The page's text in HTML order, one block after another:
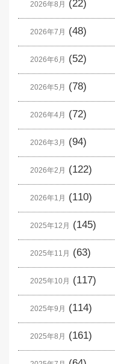
2026年8月 (22)
2026年7月 (48)
2026年6月 (52)
2026年5月 (78)
2026年4月 (72)
2026年3月 (94)
2026年2月 (122)
2026年1月 (110)
2025年12月 (145)
2025年11月 (63)
2025年10月 (117)
2025年9月 (114)
2025年8月 (161)